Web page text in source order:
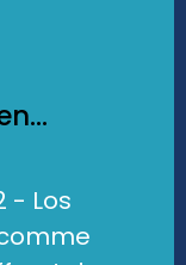
- Los